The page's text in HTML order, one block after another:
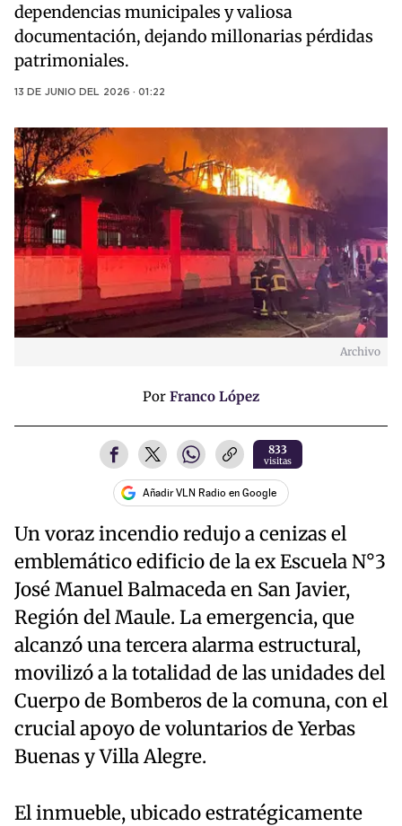
dependencias municipales y valiosa
documentación, dejando millonarias pérdidas
patrimoniales.
13 DE JUNIO DEL 2026 · 01:22
Archivo
Por Franco López
833
visitas
Añadir VLN Radio en Google
Un voraz incendio redujo a cenizas el
emblemático edificio de la ex Escuela N°3
José Manuel Balmaceda en San Javier,
Región del Maule. La emergencia, que
alcanzó una tercera alarma estructural,
movilizó a la totalidad de las unidades del
Cuerpo de Bomberos de la comuna, con el
crucial apoyo de voluntarios de Yerbas
Buenas y Villa Alegre.
El inmueble, ubicado estratégicamente